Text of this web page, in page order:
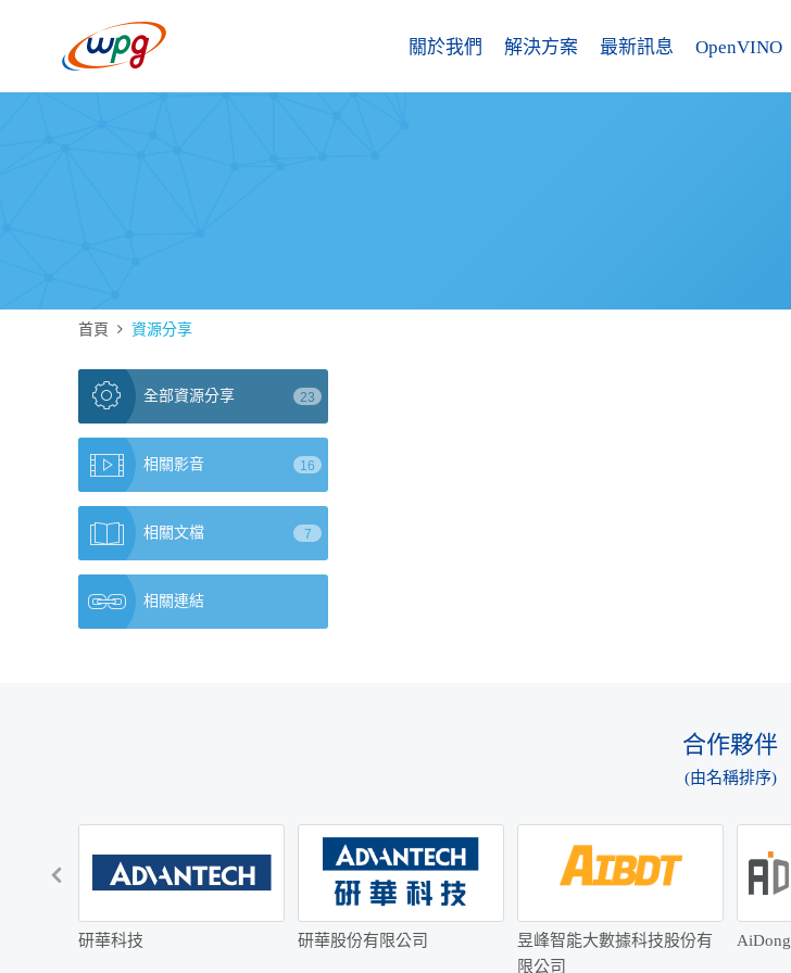
關於我們 解決方案 最新訊息 OpenVINO
首頁 資源分享
全部資源分享 23
相關影音 16
相關文檔 7
相關連結
合作夥伴
(由名稱排序)
研華科技 研華股份有限公司
昱峰智能大數據科技股份有
限公司
AiDong